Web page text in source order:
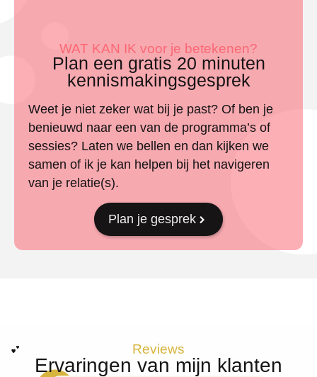
WAT KAN IK voor je betekenen?
Plan een gratis 20 minuten
kennismakingsgesprek
Weet je niet zeker wat bij je past? Of ben je
benieuwd naar een van de programma’s of
sessies? Laten we bellen en dan kijken we
samen of ik je kan helpen bij het navigeren
van je relatie(s).
Plan je gesprek
Reviews
Ervaringen van mijn klanten